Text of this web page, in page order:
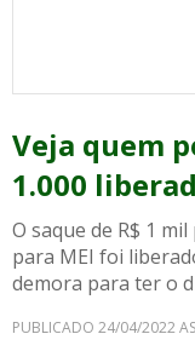
Veja quem
1.000
O saque de R$ 1
para MEI foi
demora para ter o
PUBLICADO 24/04/2022